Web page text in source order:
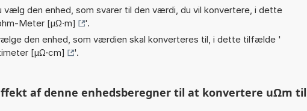
vælg den enhed, som svarer til den værdi, du vil konvertere, i dette
Meter [µΩ·m]
'.
den enhed, som værdien skal konverteres til, i dette tilfælde '
[µΩ·cm]
'.
af denne enhedsberegner til at konvertere uΩm til